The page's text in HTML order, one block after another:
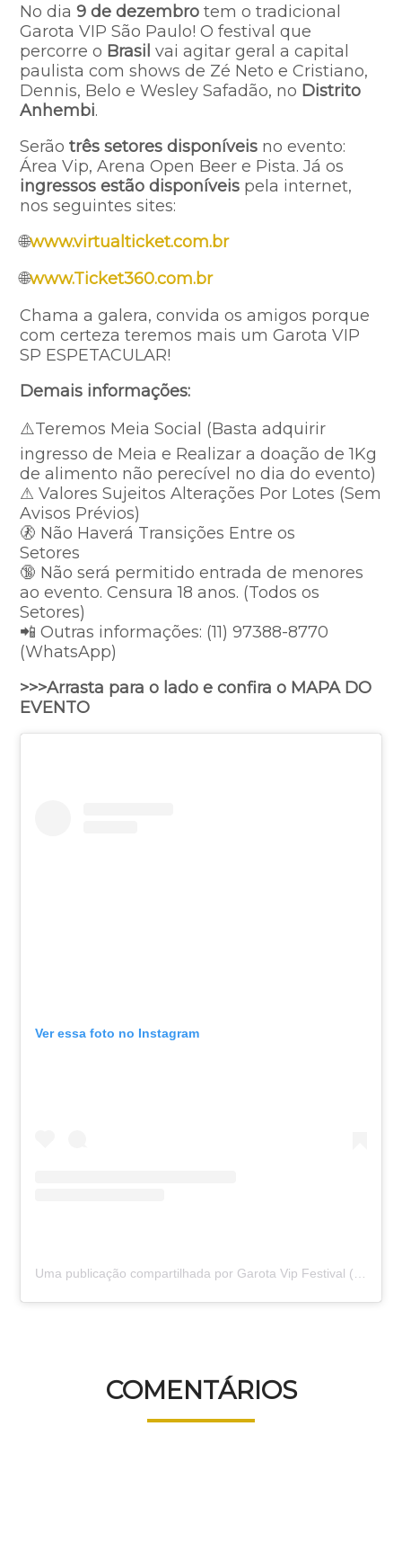
No dia9 de dezembro tem o tradicional
Garota VIP São Paulo! O festival que
percorre o Brasil vai agitar geral a capital
paulista com shows de Zé Neto e Cristiano,
Dennis, Belo e Wesley Safadão, no Distrito
Anhembi.
Serãotrês setores disponíveis no evento:
Área Vip, Arena Open Beer e Pista. Já os
ingressos estão disponíveis pela internet,
nos seguintes sites:
🌐www.virtualticket.com.br
🌐www.Ticket360.com.br
Chama a galera, convida os amigos porque
com certeza teremos mais um Garota VIP
SP ESPETACULAR!
Demais informações:
⚠️Teremos Meia Social (Basta adquirir
ingresso de Meia e Realizar a doação de 1Kg
de alimento não perecível no dia do evento)
⚠ Valores Sujeitos Alterações Por Lotes (Sem
Avisos Prévios)⠀⠀
🚷 Não Haverá Transições Entre os
Setores⠀⠀
🔞 Não será permitido entrada de menores
ao evento. Censura 18 anos. (Todos os
Setores)
📲 Outras informações: (11) 97388-8770
(WhatsApp)
>>>Arrasta para o lado e confira o MAPA DO
EVENTO
Ver essa foto no Instagram
COMENTÁRIOS